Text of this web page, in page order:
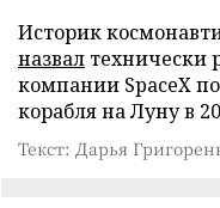
Историк
назвал технически
компании SpaceX
корабля на Луну в
Текст: Дарья